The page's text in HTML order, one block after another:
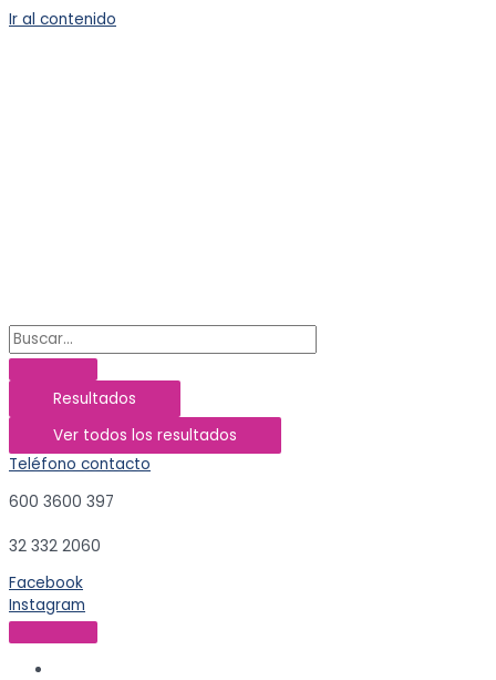
Ir al contenido
Resultados
Ver todos los resultados
Teléfono contacto
600 3600 397
32 332 2060
Facebook
Instagram